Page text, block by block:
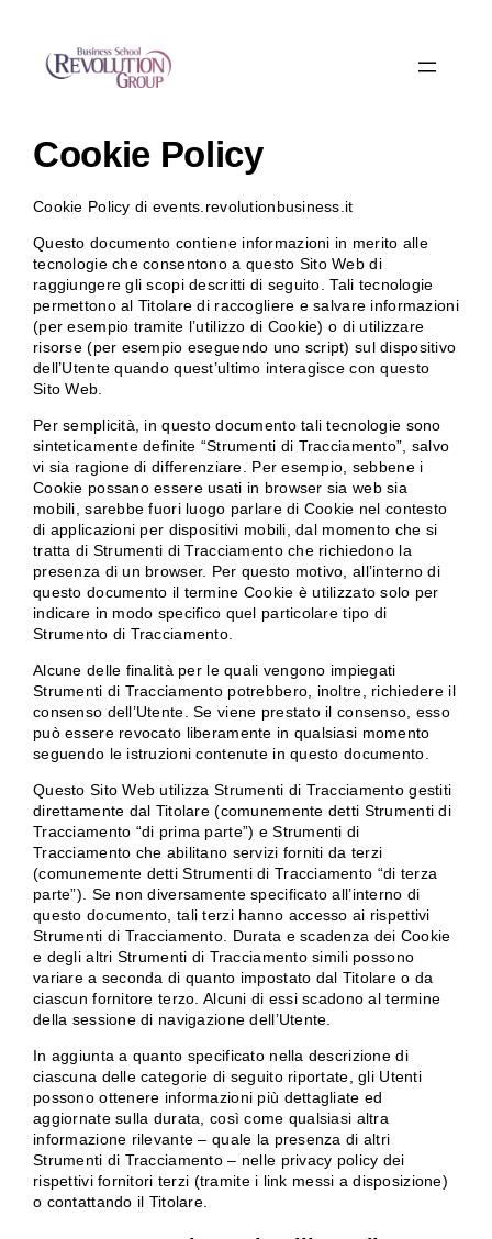
Cookie Policy
Cookie Policy di events.revolutionbusiness.it
Questo documento contiene informazioni in merito alle
tecnologie che consentono a questo Sito Web di
raggiungere gli scopi descritti di seguito. Tali tecnologie
permettono al Titolare di raccogliere e salvare informazioni
(per esempio tramite l’utilizzo di Cookie) o di utilizzare
risorse (per esempio eseguendo uno script) sul dispositivo
dell’Utente quando quest’ultimo interagisce con questo
Sito Web.
Per semplicità, in questo documento tali tecnologie sono
sinteticamente definite “Strumenti di Tracciamento”, salvo
vi sia ragione di differenziare. Per esempio, sebbene i
Cookie possano essere usati in browser sia web sia
mobili, sarebbe fuori luogo parlare di Cookie nel contesto
di applicazioni per dispositivi mobili, dal momento che si
tratta di Strumenti di Tracciamento che richiedono la
presenza di un browser. Per questo motivo, all’interno di
questo documento il termine Cookie è utilizzato solo per
indicare in modo specifico quel particolare tipo di
Strumento di Tracciamento.
Alcune delle finalità per le quali vengono impiegati
Strumenti di Tracciamento potrebbero, inoltre, richiedere il
consenso dell’Utente. Se viene prestato il consenso, esso
può essere revocato liberamente in qualsiasi momento
seguendo le istruzioni contenute in questo documento.
Questo Sito Web utilizza Strumenti di Tracciamento gestiti
direttamente dal Titolare (comunemente detti Strumenti di
Tracciamento “di prima parte”) e Strumenti di
Tracciamento che abilitano servizi forniti da terzi
(comunemente detti Strumenti di Tracciamento “di terza
parte”). Se non diversamente specificato all’interno di
questo documento, tali terzi hanno accesso ai rispettivi
Strumenti di Tracciamento. Durata e scadenza dei Cookie
e degli altri Strumenti di Tracciamento simili possono
variare a seconda di quanto impostato dal Titolare o da
ciascun fornitore terzo. Alcuni di essi scadono al termine
della sessione di navigazione dell’Utente.
In aggiunta a quanto specificato nella descrizione di
ciascuna delle categorie di seguito riportate, gli Utenti
possono ottenere informazioni più dettagliate ed
aggiornate sulla durata, così come qualsiasi altra
informazione rilevante – quale la presenza di altri
Strumenti di Tracciamento – nelle privacy policy dei
rispettivi fornitori terzi (tramite i link messi a disposizione)
o contattando il Titolare.